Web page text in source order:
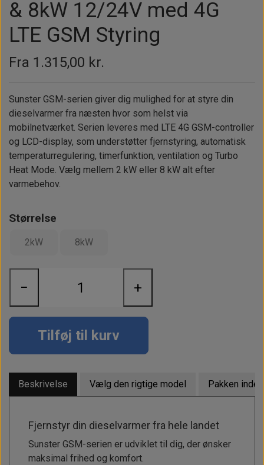
Busbars
Landstrømskabler
Værktøj
Tilbehør
Motorbeslag
Brændstoftank
Additive
Epoxy
Børster & Svampe m.m.
Diverse
Tovværk & fortøjning
Solceller
Outlet
Hvem er vi
Fordele hos Shop12volt
Kontakt
Forhandler login
& 8kW 12/24V med 4G
LTE GSM Styring
Fra 1.315,00 kr.
Sunster GSM-serien giver dig mulighed for at styre din
dieselvarmer fra næsten hvor som helst via
mobilnetværket. Serien leveres med LTE 4G GSM-controller
og LCD-display, som understøtter fjernstyring, automatisk
temperaturregulering, timerfunktion, ventilation og Turbo
Heat Mode. Vælg mellem 2 kW eller 8 kW alt efter
varmebehov.
Størrelse
2kW 8kW
− +
Tilføj til kurv
Beskrivelse Vælg den rigtige model Pakken
Fjernstyr din dieselvarmer fra hele landet
Sunster GSM-serien er udviklet til dig, der ønsker
maksimal frihed og komfort.